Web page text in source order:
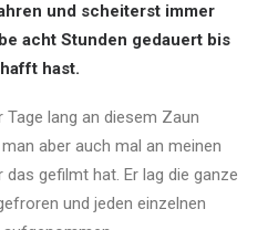
und scheiterst immer
acht Stunden gedauert bis
hast.
lang an diesem Zaun
aber auch mal an meinen
das gefilmt hat. Er lag die ganze
und jeden einzelnen